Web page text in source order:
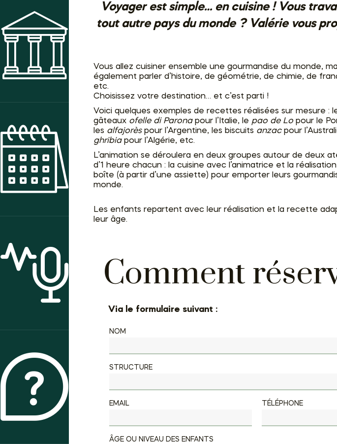
AGENDA DES ANIMATIONS
ACTUALITÉS
Voyager est simple… en cuisine ! Vous
tout autre pays du monde ? Valérie vous
Vous allez cuisiner ensemble une gourmandise du monde,
également parler d’histoire, de géométrie, de chimie, de
etc.
Choisissez votre destination… et c’est parti !
Voici quelques exemples de recettes réalisées sur mesure :
gâteaux ofelle di Paronapour l’Italie, le pao de Lo pour le
les alfajorèspour l’Argentine, les biscuits anzacpour
ghribiapour l’Algérie, etc.
L’animation se déroulera en deux groupes autour de deux
d’1 heure chacun : la cuisine avec l’animatrice et la réalisation
boîte (à partir d’une assiette) pour emporter leurs
monde.
Les enfants repartent avec leur réalisation et la recette
leur âge.
Comment
Via le formulaire suivant :
NOM
STRUCTURE
EMAIL TÉLÉPHONE
ÂGE OU NIVEAU DES ENFANTS